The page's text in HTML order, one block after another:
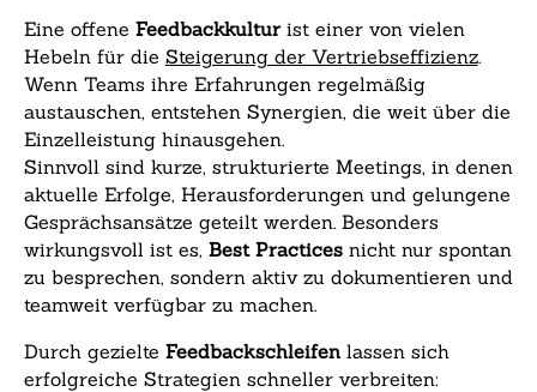
Eine offene Feedbackkulturist einer von vielen
Hebeln für die Steigerung der Vertriebseffizienz.
Wenn Teams ihre Erfahrungen regelmäßig
austauschen, entstehen Synergien, die weit über die
Einzelleistung hinausgehen.
Sinnvoll sind kurze, strukturierte Meetings, in denen
aktuelle Erfolge, Herausforderungen und gelungene
Gesprächsansätze geteilt werden. Besonders
wirkungsvoll ist es, Best Practicesnicht nur spontan
zu besprechen, sondern aktiv zu dokumentieren und
teamweit verfügbar zu machen.
Durch gezielte Feedbackschleifenlassen sich
erfolgreiche Strategien schneller verbreiten: